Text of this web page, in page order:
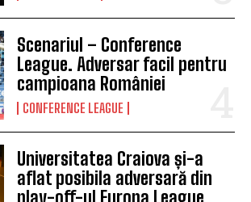
Scenariul – Conference
League. Adversar facil pentru
campioana României
CONFERENCE LEAGUE
Universitatea Craiova și-a
aflat posibila adversară din